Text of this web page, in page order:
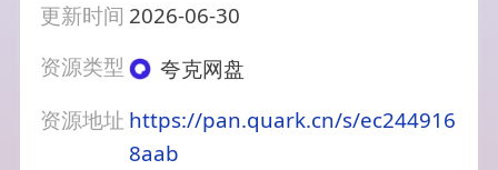
更新时间 2026-06-30
资源类型
夸克网盘
资源地址 https://pan.quark.cn/s/ec244916
8aab